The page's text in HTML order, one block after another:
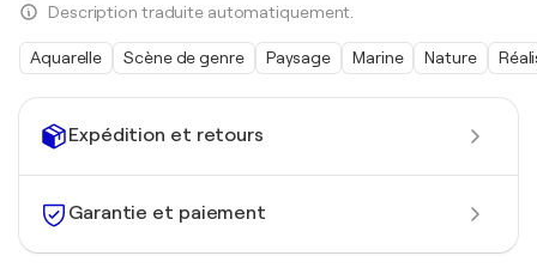
Expédition et retours
Garantie et paiement
Description traduite automatiquement.
Aquarelle Scène de genre Paysage Marine Nature